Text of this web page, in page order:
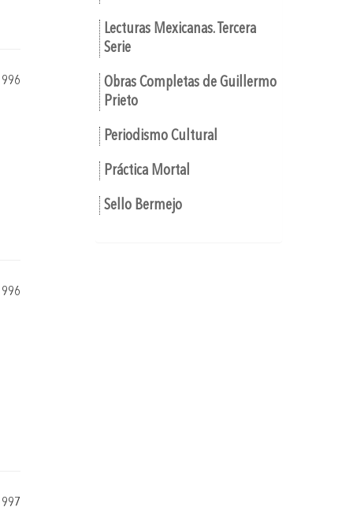
Lecturas Mexicanas. Tercera
Serie
Obras Completas de Guillermo
Prieto
Periodismo Cultural
Práctica Mortal
Sello Bermejo